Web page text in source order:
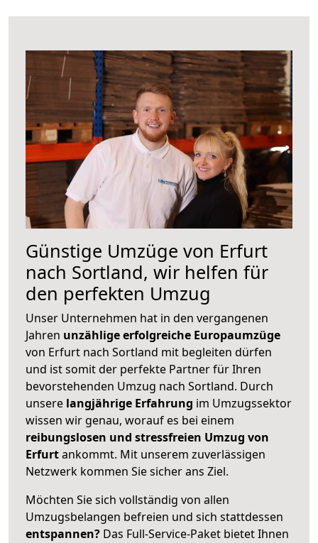
Günstige Umzüge von Erfurt
nach Sortland, wir helfen für
den perfekten Umzug
Unser Unternehmen hat in den vergangenen
Jahren unzählige erfolgreiche Europaumzüge
von Erfurt nach Sortland mit begleiten dürfen
und ist somit der perfekte Partner für Ihren
bevorstehenden Umzug nach Sortland. Durch
unsere langjährige Erfahrung im Umzugssektor
wissen wir genau, worauf es bei einem
reibungslosen und stressfreien Umzug von
Erfurtankommt. Mit unserem zuverlässigen
Netzwerk kommen Sie sicher ans Ziel.
Möchten Sie sich vollständig von allen
Umzugsbelangen befreien und sich stattdessen
entspannen? Das Full-Service-Paket bietet Ihnen